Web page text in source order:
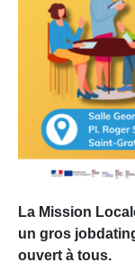
La Mission
un gros
ouvert à tous.